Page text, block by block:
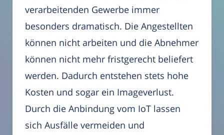
verarbeitenden Gewerbe immer
besonders dramatisch. Die Angestellten
können nicht arbeiten und die Abnehmer
können nicht mehr fristgerecht beliefert
werden. Dadurch entstehen stets hohe
Kosten und sogar ein Imageverlust.
Durch die Anbindung vom IoT lassen
sich Ausfälle vermeiden und